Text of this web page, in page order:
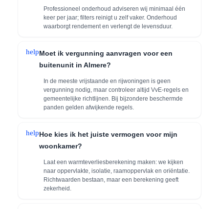
Professioneel onderhoud adviseren wij minimaal één
keer per jaar; filters reinigt u zelf vaker. Onderhoud
waarborgt rendement en verlengt de levensduur.
helpMoet ik vergunning aanvragen voor een
buitenunit in Almere?
In de meeste vrijstaande en rijwoningen is geen
vergunning nodig, maar controleer altijd VvE-regels en
gemeentelijke richtlijnen. Bij bijzondere beschermde
panden gelden afwijkende regels.
helpHoe kies ik het juiste vermogen voor mijn
woonkamer?
Laat een warmteverliesberekening maken: we kijken
naar oppervlakte, isolatie, raamoppervlak en oriëntatie.
Richtwaarden bestaan, maar een berekening geeft
zekerheid.